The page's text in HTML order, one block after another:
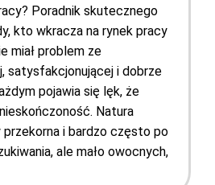
Poradnik skutecznego
kto wkracza na rynek pracy
miał problem ze
satysfakcjonującej i dobrze
pojawia się lęk, że
Natura
i bardzo często po
ale mało owocnych,